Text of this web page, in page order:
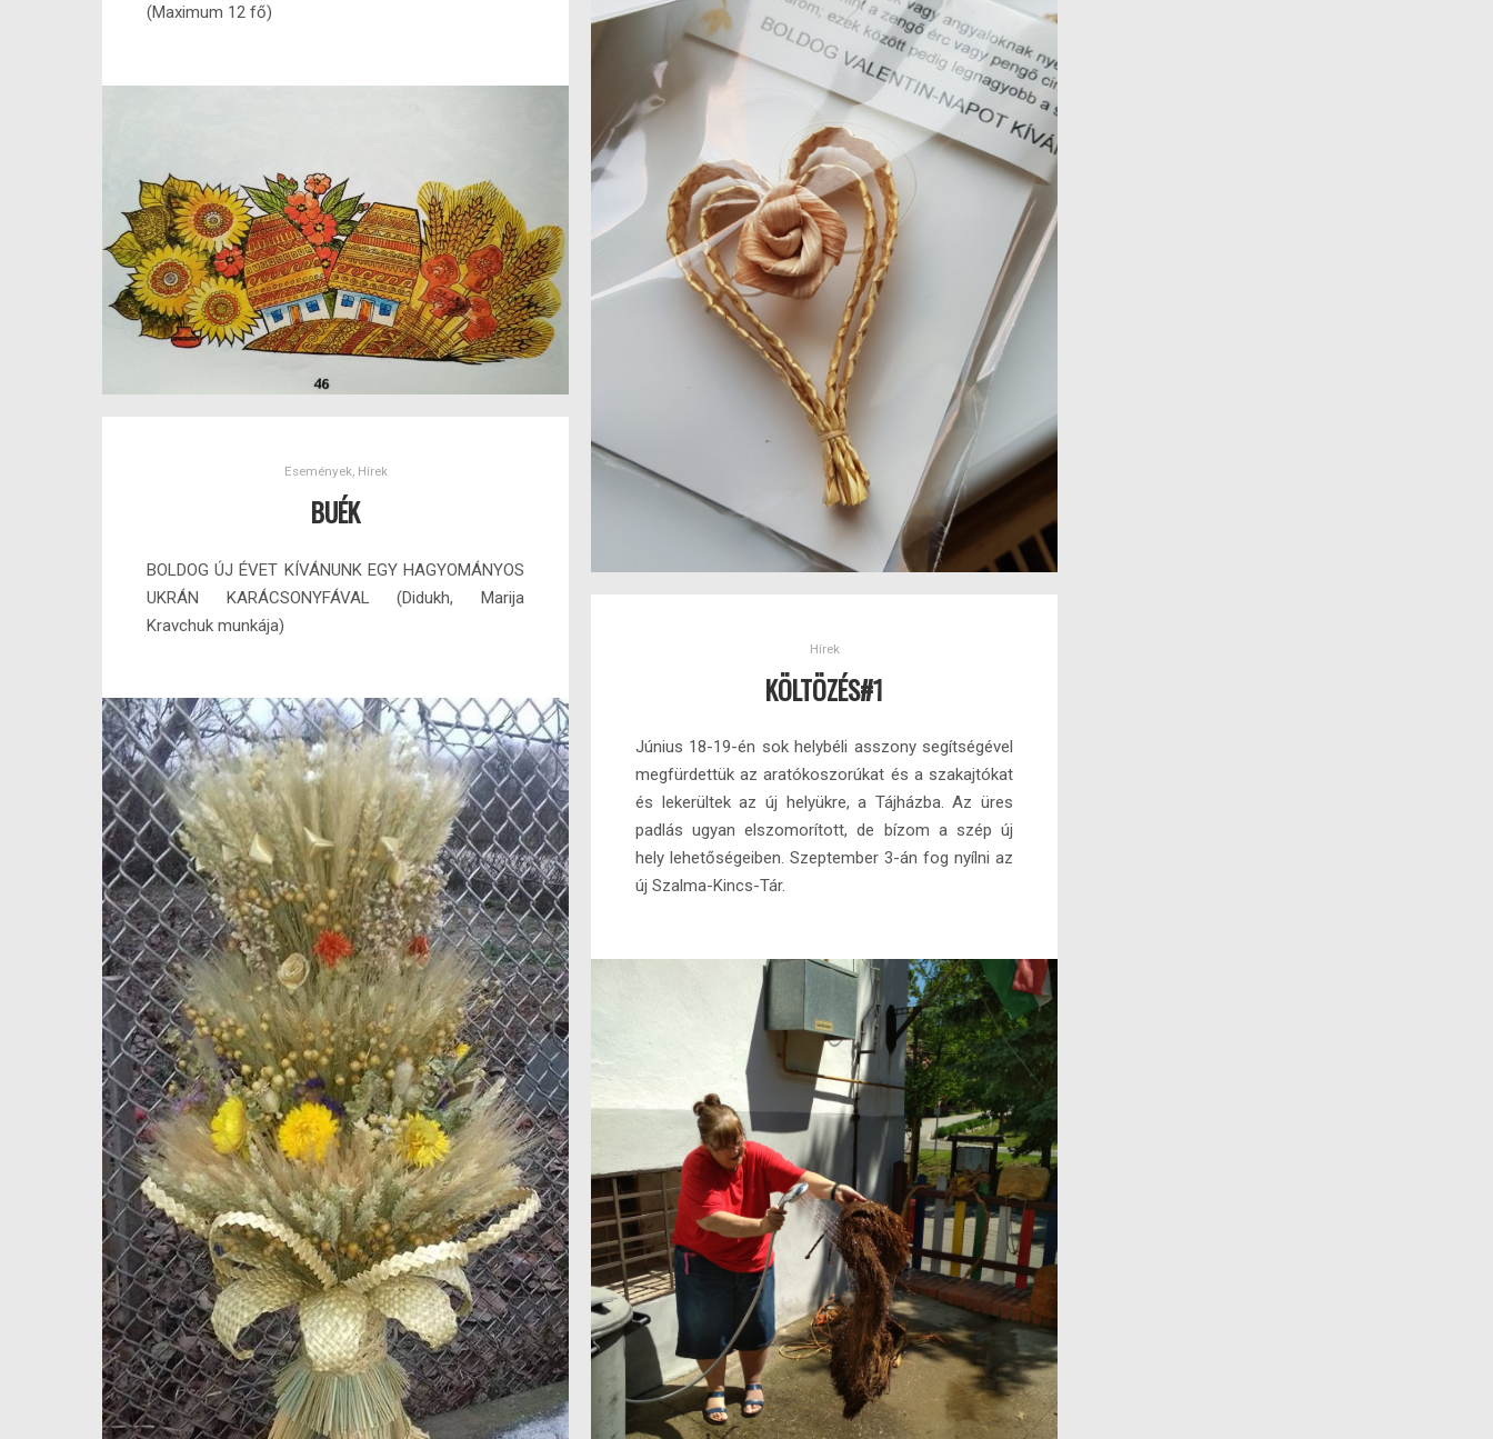
(Maximum 12 fő)
Események, Hírek
BUÉK
BOLDOG ÚJ ÉVET KÍVÁNUNK EGY HAGYOMÁNYOS
UKRÁN KARÁCSONYFÁVAL (Didukh, Marija
Kravchuk munkája)
Hírek
KÖLTÖZÉS#1
Június 18-19-én sok helybéli asszony segítségével
megfürdettük az aratókoszorúkat és a szakajtókat
és lekerültek az új helyükre, a Tájházba. Az üres
padlás ugyan elszomorított, de bízom a szép új
hely lehetőségeiben. Szeptember 3-án fog nyílni az
új Szalma-Kincs-Tár.